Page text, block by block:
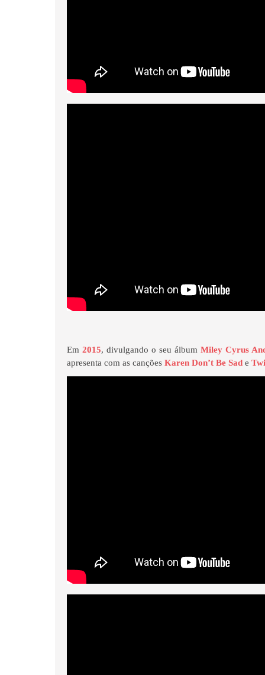
Em2015, divulgando o seu álbum Miley Cyrus
apresenta com as cançõesKaren Don’t Be Sad e